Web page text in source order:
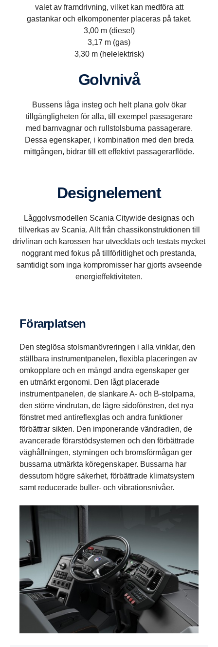
valet av framdrivning, vilket kan medföra att
gastankar och elkomponenter placeras på taket.
3,00 m (diesel)
3,17 m (gas)
3,30 m (helelektrisk)
Golvnivå
Bussens låga insteg och helt plana golv ökar
tillgängligheten för alla, till exempel passagerare
med barnvagnar och rullstolsburna passagerare.
Dessa egenskaper, i kombination med den breda
mittgången, bidrar till ett effektivt passagerarflöde.
Designelement
Låggolvsmodellen Scania Citywide designas och
tillverkas av Scania. Allt från chassikonstruktionen till
drivlinan och karossen har utvecklats och testats mycket
noggrant med fokus på tillförlitlighet och prestanda,
samtidigt som inga kompromisser har gjorts avseende
energieffektiviteten.
Förarplatsen
Den steglösa stolsmanövreringen i alla vinklar, den
ställbara instrumentpanelen, flexibla placeringen av
omkopplare och en mängd andra egenskaper ger
en utmärkt ergonomi. Den lågt placerade
instrumentpanelen, de slankare A- och B-stolparna,
den större vindrutan, de lägre sidofönstren, det nya
fönstret med antireflexglas och andra funktioner
förbättrar sikten. Den imponerande vändradien, de
avancerade förarstödsystemen och den förbättrade
väghållningen, styrningen och bromsförmågan ger
bussarna utmärkta köregenskaper. Bussarna har
dessutom högre säkerhet, förbättrade klimatsystem
samt reducerade buller- och vibrationsnivåer.